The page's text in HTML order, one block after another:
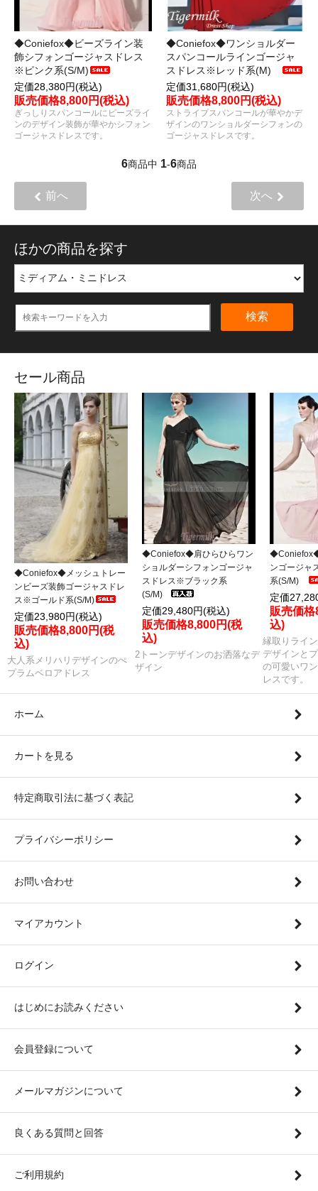
◆Coniefox◆ビーズライン装
飾シフォンゴージャスドレス
※ピンク系(S/M)
定価28,380円(税込)
販売価格8,800円(税込)
ぎっしりスパンコールにビーズライ
ンのデザイン装飾が華やかシフォン
ゴージャスドレスです。
◆Coniefox◆ワンショルダー
スパンコールラインゴージャ
スドレス※レッド系(M)
定価31,680円(税込)
販売価格8,800円(税込)
ストライプスパンコールが華やかデ
ザインのワンショルダーシフォンの
ゴージャスドレスです。
6商品中 1-6商品
前へ 次へ
ほかの商品を探す
検索
セール商品
◆Coniefox◆メッシュトレー
ンビーズ装飾ゴージャスドレ
ス※ゴールド系(S/M)
定価23,980円(税込)
販売価格8,800円(税
込)
大人系メリハリデザインのぺ
プラムベロアドレス
◆Coniefox◆肩ひらひらワン
ショルダーシフォンゴージャ
スドレス※ブラック系
(S/M)
定価29,480円(税込)
販売価格8,800円(税
込)
2トーンデザインのお洒落なデ
ザイン
ンゴージャ
系(S/M)
定価
販売価
込)
縁取りライ
デザインと
の可愛いワ
レスです。
ホーム
カートを見る
特定商取引法に基づく表記
プライバシーポリシー
お問い合わせ
マイアカウント
ログイン
はじめにお読みください
会員登録について
メールマガジンについて
良くある質問と回答
ご利用規約